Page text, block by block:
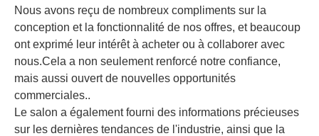
Nous avons reçu de nombreux compliments sur la
conception et la fonctionnalité de nos offres, et beaucoup
ont exprimé leur intérêt à acheter ou à collaborer avec
nous.Cela a non seulement renforcé notre confiance,
mais aussi ouvert de nouvelles opportunités
commerciales..
Le salon a également fourni des informations précieuses
sur les dernières tendances de l'industrie, ainsi que la